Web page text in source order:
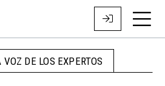
VOZ DE LOS EXPERTOS